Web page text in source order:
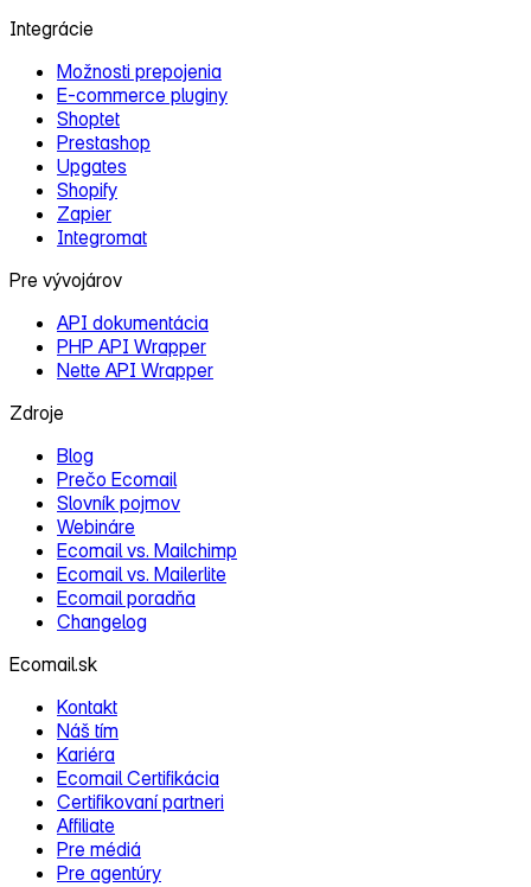
Integrácie
Možnosti prepojenia
E‑commerce pluginy
Shoptet
Prestashop
Upgates
Shopify
Zapier
Integromat
Pre vývojárov
API dokumentácia
PHP API Wrapper
Nette API Wrapper
Zdroje
Blog
Prečo Ecomail
Slovník pojmov
Webináre
Ecomail vs. Mailchimp
Ecomail vs. Mailerlite
Ecomail poradňa
Changelog
Ecomail.sk
Kontakt
Náš tím
Kariéra
Ecomail Certifikácia
Certifikovaní partneri
Affiliate
Pre médiá
Pre agentúry